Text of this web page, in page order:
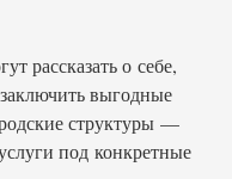
рассказать о себе,
выгодные
структуры —
под конкретные